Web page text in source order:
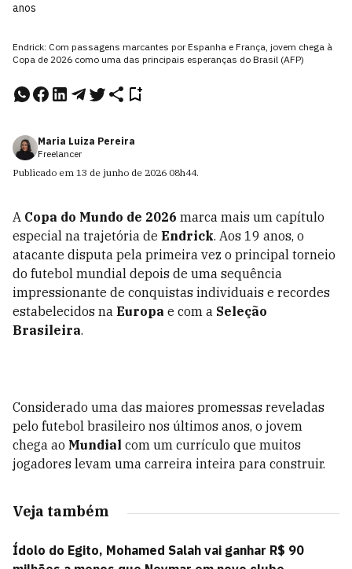
anos
Endrick: Com passagens marcantes por Espanha e França, jovem chega à
Copa de 2026 como uma das principais esperanças do Brasil (AFP)
Maria Luiza Pereira
Freelancer
Publicado em 13 de junho de 2026 08h44.
A Copa do Mundo de 2026 marca mais um capítulo
especial na trajetória de Endrick. Aos 19 anos, o
atacante disputa pela primeira vez o principal torneio
do futebol mundial depois de uma sequência
impressionante de conquistas individuais e recordes
estabelecidos na Europa e com a Seleção
Brasileira.
Considerado uma das maiores promessas reveladas
pelo futebol brasileiro nos últimos anos, o jovem
chega ao Mundial com um currículo que muitos
jogadores levam uma carreira inteira para construir.
Veja também
Ídolo do Egito, Mohamed Salah vai ganhar R$ 90